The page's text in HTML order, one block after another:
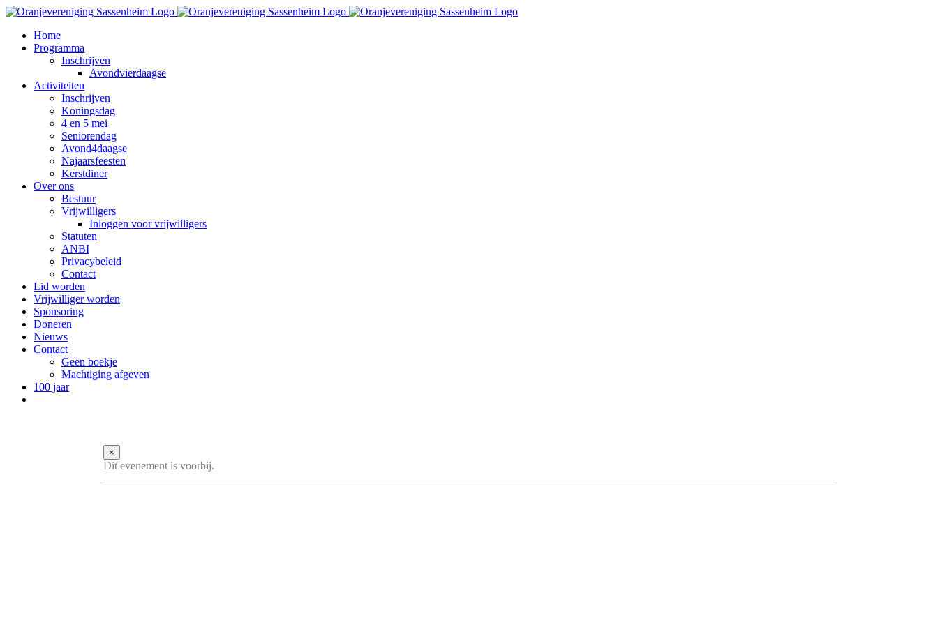
Ga
inhoudHome
Programma
Inschrijven
Avondvierdaagse
Activiteiten
Inschrijven
Koningsdag
4 en 5 mei
Seniorendag
Avond4daagse
Najaarsfeesten
Kerstdiner
Over ons
Bestuur
Vrijwilligers
Inloggen voor vrijwilligers
Statuten
ANBI
Privacybeleid
Contact
Lid worden
Vrijwilliger worden
Sponsoring
Doneren
Nieuws
Contact
Geen boekje
Machtiging afgeven
100 jaar
×
Dit evenement is voorbij.